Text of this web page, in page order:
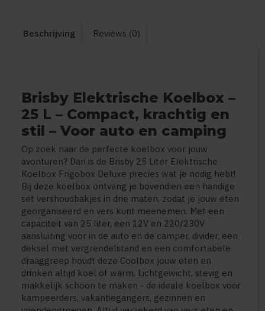
Beschrijving Reviews (0)
Brisby Elektrische Koelbox –
25 L – Compact, krachtig en
stil – Voor auto en camping
Op zoek naar de perfecte koelbox voor jouw
avonturen? Dan is de Brisby 25 Liter Elektrische
Koelbox Frigobox Deluxe precies wat je nodig hebt!
Bij deze koelbox ontvang je bovendien een handige
set vershoudbakjes in drie maten, zodat je jouw eten
georganiseerd en vers kunt meenemen. Met een
capaciteit van 25 liter, een 12V en 220/230V
aansluiting voor in de auto en de camper, divider, een
deksel met vergrendelstand en een comfortabele
draaggreep houdt deze Coolbox jouw eten en
drinken altijd koel of warm. Lichtgewicht, stevig en
makkelijk schoon te maken - de ideale koelbox voor
kampeerders, vakantiegangers, gezinnen en